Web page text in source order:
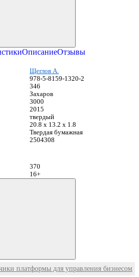
ОписаниеОтзывы
Щеглов А.
978-5-8159-1320-2
346
Захаров
3000
2015
твердый
20.8 x 13.2 x 1.8
Твердая бумажная
2504308
370
16+
платформы для управления бизнесом